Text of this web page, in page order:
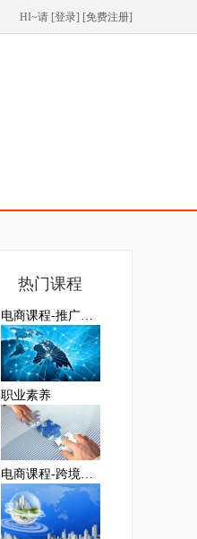
HI~请 [登录] [免费注册]
热门课程
电商课程-推广岗位
职业素养
电商课程-跨境电商